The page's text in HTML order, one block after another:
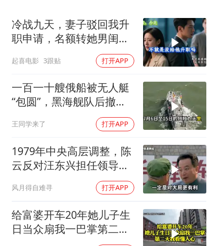
广东雷州通报特教老师招聘违规事件
两名乘客在飞机上因调节座椅起冲突
AI会终结印度“外包神话”吗
夯实基础开新局
冷战九天，妻子驳回我升
职申请，名额转她男闺
蜜，我转身办妥1件事
起喜电影 3跟贴 打开APP
一百一十艘俄船被无人艇
“包圆”，黑海舰队后撤数
百里，制海权彻底易手
王同学来了 打开APP
1979年中央高层调整，陈
云反对汪东兴担任领导职
风月得自难寻 打开APP
给富婆开车20年她儿子生
日当众扇我一巴掌第二天